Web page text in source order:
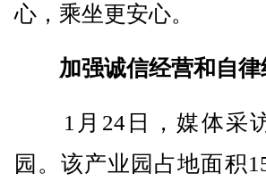
心，乘坐更安心。
加强诚信经营和自律
1月24日，媒体采访
园。该产业园占地面积